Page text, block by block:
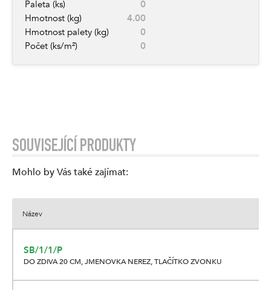
Paleta (ks)
0
Hmotnost (kg)
4.00
Hmotnost palety (kg)
0
Počet (ks/m²)
0
SOUVISEJÍCÍ PRODUKTY
Mohlo by Vás také zajímat:
Název
SB/1/1/P
DO ZDIVA 20 CM, JMENOVKA NEREZ, TLAČÍTKO ZVONKU